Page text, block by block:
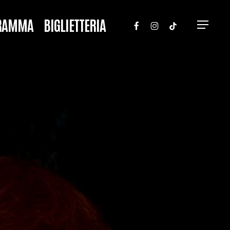
BIGLIETTERIA FACEBOOK
INSTAGRAM
TIKTOK Menu